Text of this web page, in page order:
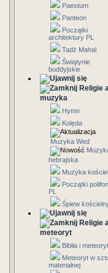
Paestum
Panteon
Początki
architektury PL
Tadż Mahal
Świątynie
buddyjskie
Religie
muzyka
Hymn
Kolęda
Muzyka Wed
hebrajska
Muzyka
Początki
PL
Śpiew
Religie
meteoryt
Biblia i
Meteoryt w
materialnej